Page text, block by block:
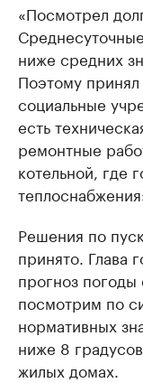
«Посмотрел
ниже средних
Поэтому
социальные
есть
ремонтные
котельной, где
Решения по
принято. Глава
прогноз
посмотрим по
нормативных
ниже 8
жилых домах.